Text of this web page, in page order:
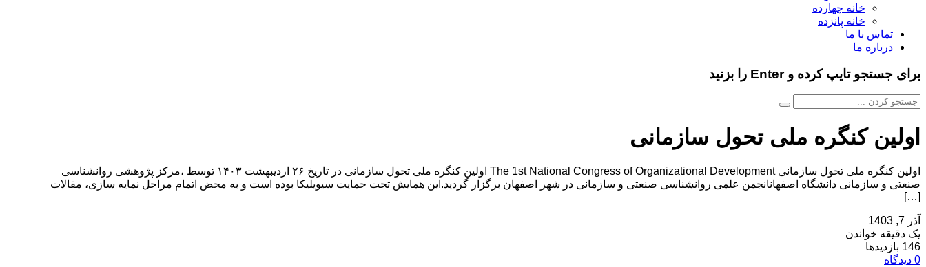
خانه چهارده
خانه پانزده
تماس با ما
درباره ما
برای جستجو تایپ کرده و Enter را بزنید
اولین کنگره ملی تحول سازمانی
اولین کنگره ملی تحول سازمانی The 1st National Congress of Organizational Development اولین کنگره ملی تحول سازمانی در تاریخ ۲۶ اردیبهشت ۱۴۰۳ توسط ،مرکز پژوهشی روانشناسی
صنعتی و سازمانی دانشگاه اصفهانانجمن علمی روانشناسی صنعتی و سازمانی در شهر اصفهان برگزار گردید.این همایش تحت حمایت سیویلیکا بوده است و به محض اتمام مراحل نمایه سازی، مقالات
[…]
آذر 7, 1403
یک دقیقه خواندن
146 بازدیدها
0 دیدگاه